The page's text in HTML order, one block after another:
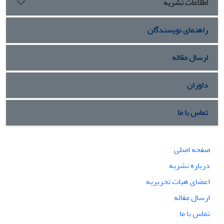
او،همچنین سعی دارد به جلوه‌های گوناگون مقاومت، ظلم‌ستیزی و
دفاع از حقوق از ملّت‌های آزادة جهان در شعر او بپردازد.
راهنمای نویسندگان
ارسال مقاله
داوران
تماس با ما
صفحه اصلی
درباره نشریه
اعضای هیات تحریریه
ارسال مقاله
تماس با ما